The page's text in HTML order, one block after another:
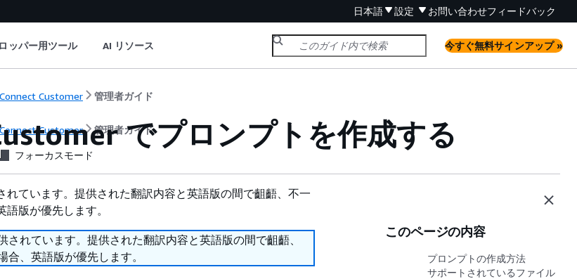
日本語 設定 お問い合わせフィードバック
ッパー用ツール AI リソース 今すぐ無料サインアップ »
Customer 管理者ガイド
Customer 管理者ガイドでプロンプトを作成する
フォーカスモード
れています。提供された翻訳内容と英語版の間で齟齬、不一
版が優先します。
されています。提供された翻訳内容と英語版の間で齟齬、
、英語版が優先します。
このページの内容
プロンプトの作成方法
サポートされているファイル